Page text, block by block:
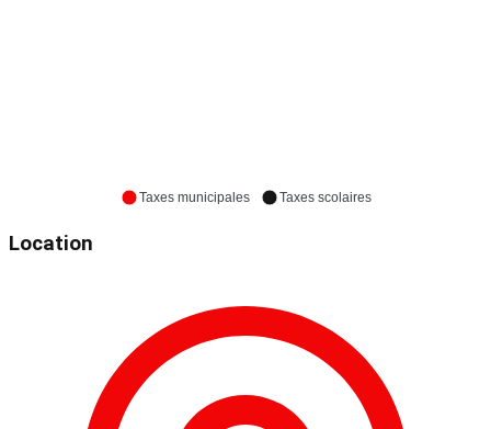
Taxes municipales Taxes scolaires
Location